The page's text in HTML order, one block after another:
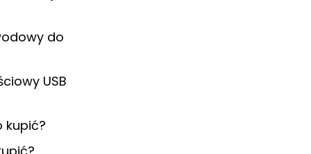
do
USB
kupić?